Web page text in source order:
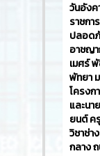
วันอังค
ราชกา
ปลอดภั
อาชญ
เมศร์
พัทยา
โครงก
และน
ยนต์ ค
วิชาช่า
กลาง